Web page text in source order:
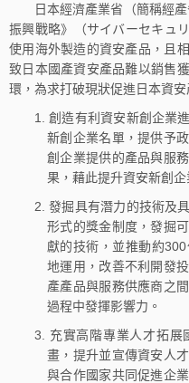
日本經濟產業省（簡稱經
振興戰略》（サイバーセキュ
使用海外製造的資安產品，且
致日本國產資安產品難以銷售
環，為求打破現狀促進日本資
1. 創造有利資安新創企業
新創企業名單，提供予
創企業提供的產品與服
果，藉此提升資安新創
2. 發掘具有潛力的技術及
形式的獎金制度，發掘
獻的技術，並推動約
地運用，改善不利開發
產產品與服務供應商之
過程中發揮影響力。
3. 充實高階專業人才拓展
畫，提升並宣傳資安人
與合作國家共同促進企